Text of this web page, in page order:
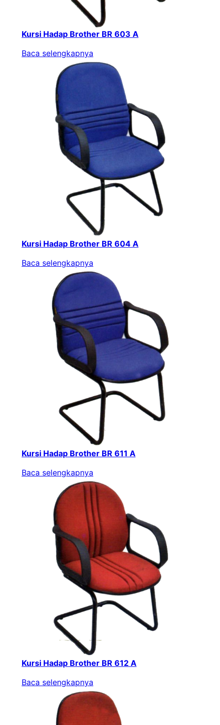
Kursi Hadap Brother BR 603 A
Baca selengkapnya
Kursi Hadap Brother BR 604 A
Baca selengkapnya
Kursi Hadap Brother BR 611 A
Baca selengkapnya
Kursi Hadap Brother BR 612 A
Baca selengkapnya